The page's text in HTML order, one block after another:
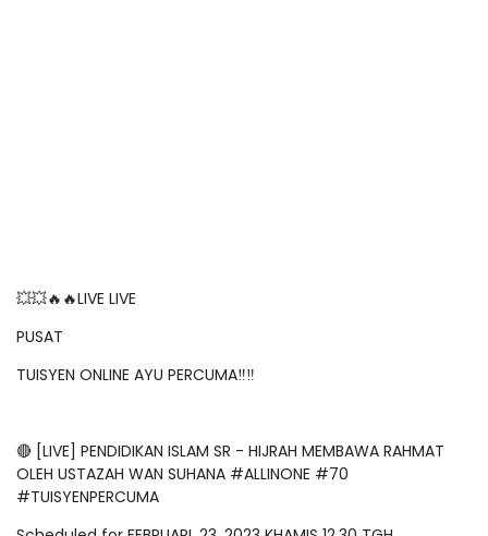
💥💥🔥🔥LIVE LIVE
PUSAT
TUISYEN ONLINE AYU PERCUMA‼️‼️
🔴 [LIVE] PENDIDIKAN ISLAM SR - HIJRAH MEMBAWA RAHMAT
OLEH USTAZAH WAN SUHANA #ALLINONE #70
#TUISYENPERCUMA